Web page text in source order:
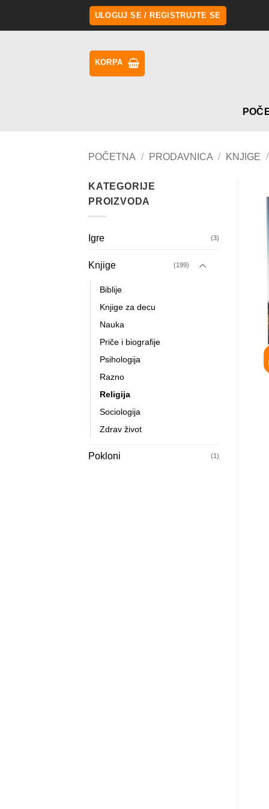
ULOGUJ SE / REGISTRUJTE SE
KORPA
POČETNA / PRODAVNICA / KNJIGE /
KATEGORIJE
PROIZVODA
Igre (3)
Knjige (199)
Biblije
Knjige za decu
Nauka
Priče i biografije
Psihologija
Razno
Religija
Sociologija
Zdrav život
Pokloni (1)